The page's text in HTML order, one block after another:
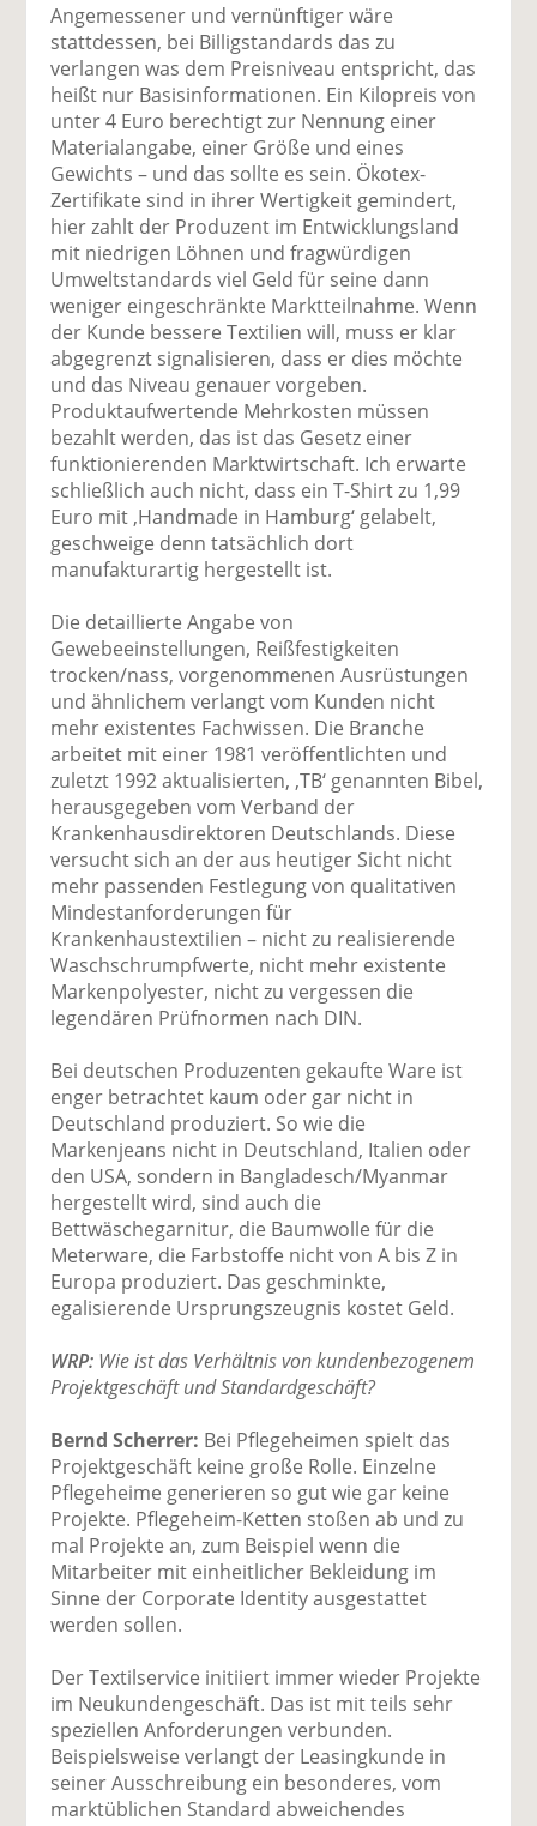
Angemessener und vernünftiger wäre
stattdessen, bei Billigstandards das zu
verlangen was dem Preisniveau entspricht, das
heißt nur Basisinformationen. Ein Kilopreis von
unter 4 Euro berechtigt zur Nennung einer
Materialangabe, einer Größe und eines
Gewichts – und das sollte es sein. Ökotex-
Zertifikate sind in ihrer Wertigkeit gemindert,
hier zahlt der Produzent im Entwicklungsland
mit niedrigen Löhnen und fragwürdigen
Umweltstandards viel Geld für seine dann
weniger eingeschränkte Marktteilnahme. Wenn
der Kunde bessere Textilien will, muss er klar
abgegrenzt signalisieren, dass er dies möchte
und das Niveau genauer vorgeben.
Produktaufwertende Mehrkosten müssen
bezahlt werden, das ist das Gesetz einer
funktionierenden Marktwirtschaft. Ich erwarte
schließlich auch nicht, dass ein T-Shirt zu 1,99
Euro mit ‚Handmade in Hamburg‘ gelabelt,
geschweige denn tatsächlich dort
manufakturartig hergestellt ist.
Die detaillierte Angabe von
Gewebeeinstellungen, Reißfestigkeiten
trocken/nass, vorgenommenen Ausrüstungen
und ähnlichem verlangt vom Kunden nicht
mehr existentes Fachwissen. Die Branche
arbeitet mit einer 1981 veröffentlichten und
zuletzt 1992 aktualisierten, ‚TB‘ genannten Bibel,
herausgegeben vom Verband der
Krankenhausdirektoren Deutschlands. Diese
versucht sich an der aus heutiger Sicht nicht
mehr passenden Festlegung von qualitativen
Mindestanforderungen für
Krankenhaustextilien – nicht zu realisierende
Waschschrumpfwerte, nicht mehr existente
Markenpolyester, nicht zu vergessen die
legendären Prüfnormen nach DIN.
Bei deutschen Produzenten gekaufte Ware ist
enger betrachtet kaum oder gar nicht in
Deutschland produziert. So wie die
Markenjeans nicht in Deutschland, Italien oder
den USA, sondern in Bangladesch/Myanmar
hergestellt wird, sind auch die
Bettwäschegarnitur, die Baumwolle für die
Meterware, die Farbstoffe nicht von A bis Z in
Europa produziert. Das geschminkte,
egalisierende Ursprungszeugnis kostet Geld.
WRP: Wie ist das Verhältnis von kundenbezogenem
Projektgeschäft und Standardgeschäft?
Bernd Scherrer: Bei Pflegeheimen spielt das
Projektgeschäft keine große Rolle. Einzelne
Pflegeheime generieren so gut wie gar keine
Projekte. Pflegeheim-Ketten stoßen ab und zu
mal Projekte an, zum Beispiel wenn die
Mitarbeiter mit einheitlicher Bekleidung im
Sinne der Corporate Identity ausgestattet
werden sollen.
Der Textilservice initiiert immer wieder Projekte
im Neukundengeschäft. Das ist mit teils sehr
speziellen Anforderungen verbunden.
Beispielsweise verlangt der Leasingkunde in
seiner Ausschreibung ein besonderes, vom
marktüblichen Standard abweichendes